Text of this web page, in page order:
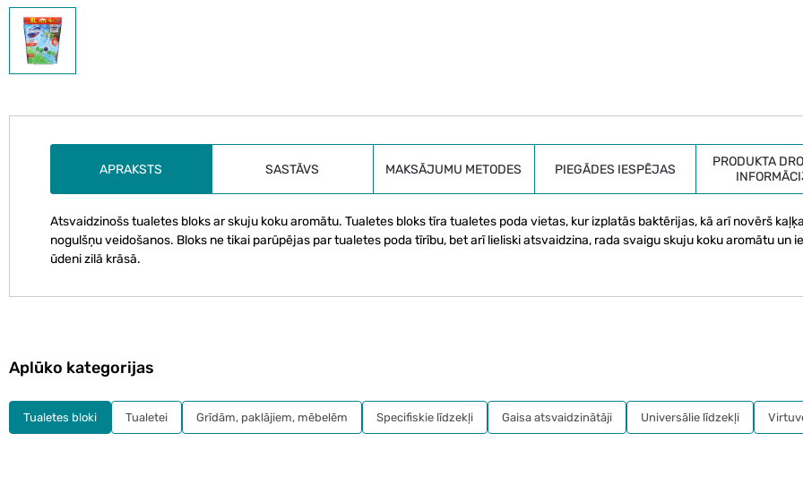
APRAKSTS SASTĀVS MAKSĀJUMU METODES PIEGĀDES IESPĒJAS
PRODUKTA
Atsvaidzinošs tualetes bloks ar skuju koku aromātu. Tualetes bloks tīra tualetes poda vietas, kur izplatās baktērijas, kā arī novērš
nogulšņu veidošanos. Bloks ne tikai parūpējas par tualetes poda tīrību, bet arī lieliski atsvaidzina, rada svaigu skuju koku aromātu un
ūdeni zilā krāsā.
Aplūko kategorijas
Tualetes bloki Tualetei Grīdām, paklājiem, mēbelēm Specifiskie līdzekļi Gaisa atsvaidzinātāji Universālie līdzekļi